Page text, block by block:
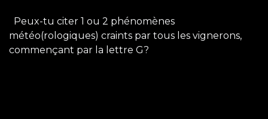
Peux-tu citer 1 ou 2 phénomènes
météo(rologiques) craints par tous les vignerons,
commençant par la lettre G?